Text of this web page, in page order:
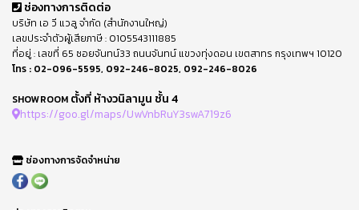
ช่องทางการติดต่อ
บริษัท เอ วี แวลู จำกัด (สำนักงานใหญ่)
เลขประจำตัวผู้เสียภาษี : 0105543111885
ที่อยู่ : เลขที่ 65 ซอยจันทน์33 ถนนจันทน์ แขวงทุ่งดอน เขตสาทร กรุงเทพฯ 10120
โทร : 02-096-5595, 092-246-8025, 092-246-8026
SHOWROOM ตั้งที่ ห้างวนิลามูน ชั้น 4
https://goo.gl/maps/UwVnbRuY3swA719z6
ช่องทางการจัดจำหน่าย